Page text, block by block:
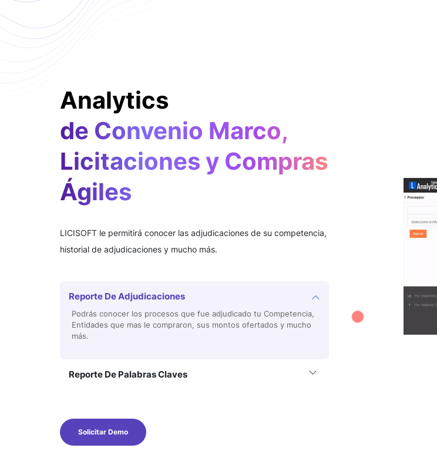
Analytics
de Convenio Marco,
Licitaciones y Compras
Ágiles
LICISOFT le permitirá conocer las adjudicaciones de su competencia,
historial de adjudicaciones y mucho más.
Reporte De Adjudicaciones
Podrás conocer los procesos que fue adjudicado tu Competencia,
Entidades que mas le compraron, sus montos ofertados y mucho
más.
Reporte De Palabras Claves
Solicitar Demo